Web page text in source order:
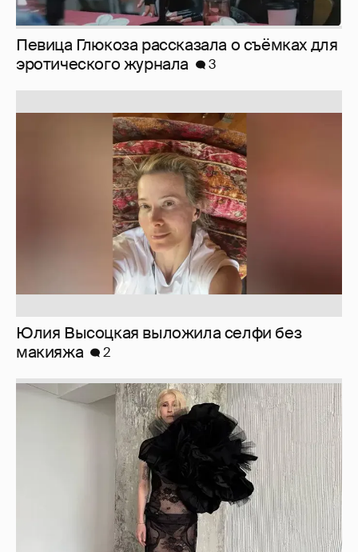
Юлия Высоцкая выложила селфи без
Журналистка Сулим примерила новый